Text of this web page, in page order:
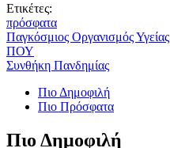
Ετικέτες:
πρόσφατα
Παγκόσμιος Οργανισμός Υγείας
ΠΟΥ
Συνθήκη Πανδημίας
Πιο Δημοφιλή
Πιο Πρόσφατα
Πιο Δημοφιλή